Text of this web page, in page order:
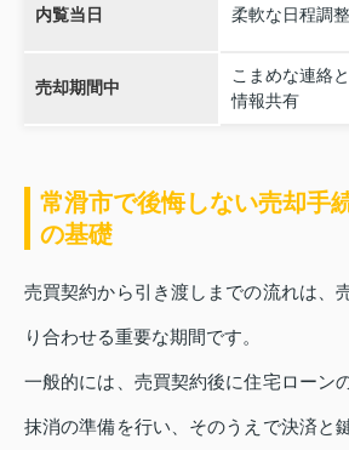
内覧当日 柔軟な日程調整
売却期間中
こまめな連絡と
情報共有
常滑市で後悔しない売却手
の基礎
売買契約から引き渡しまでの流れは、
り合わせる重要な期間です。
一般的には、売買契約後に住宅ローン
抹消の準備を行い、そのうえで決済と